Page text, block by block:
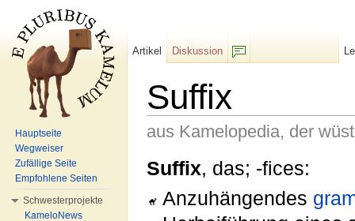
Suffix
aus Kamelopedia, der
Suffix, das; -fices:
Anzuhängendes
Artikel
Diskussion
Hauptseite
Wegweiser
Zufällige Seite
Empfohlene Seiten
Schwesterprojekte
KameloNews